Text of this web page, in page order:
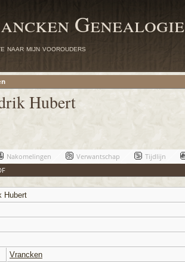
Genealogie
naar mijn voorouders
Hubert
Nakomelingen Verwantschap Tijdlijn
Hubert
Vrancken